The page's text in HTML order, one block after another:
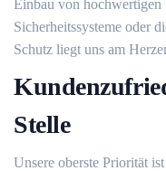
Einbau von
Sicherheitssysteme oder
Schutz liegt uns am
Stelle
Unsere oberste Priorität